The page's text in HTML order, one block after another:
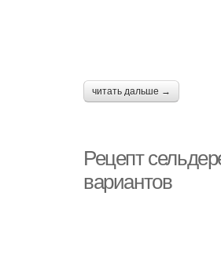
читать дальше →
Рецепт
вариантов